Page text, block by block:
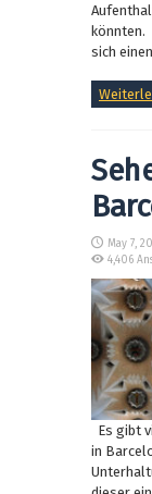
könnten.
sich
May 7,
4,406
Es gibt
in